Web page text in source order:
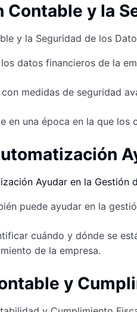
y la
datos financieros de la
medidas de seguridad
en una época en la que
puede ayudar en la
cuándo y dónde se
de la empresa.
y